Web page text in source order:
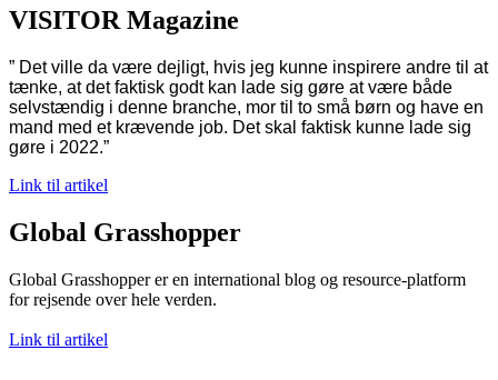
VISITOR Magazine
” Det ville da være dejligt, hvis jeg kunne inspirere andre til at
tænke, at det faktisk godt kan lade sig gøre at være både
selvstændig i denne branche, mor til to små børn og have en
mand med et krævende job. Det skal faktisk kunne lade sig
gøre i 2022.”
Link til artikel
Global Grasshopper
Global Grasshopper er en international blog og resource-platform
for rejsende over hele verden.
Link til artikel